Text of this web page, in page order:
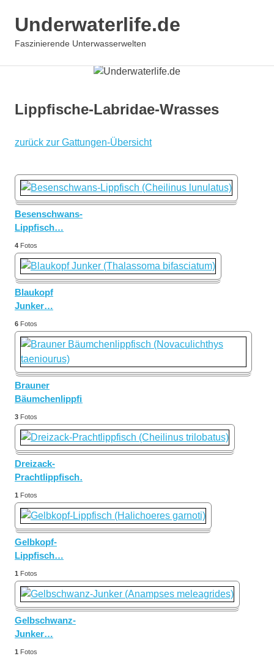
Underwaterlife.de
Faszinierende Unterwasserwelten
Lippfische-Labridae-Wrasses
zurück zur Gattungen-Übersicht
Besenschwans-
Lippfisch…
4 Fotos
Blaukopf
Junker…
6 Fotos
Brauner
Bäumchenlippfisch
3 Fotos
Dreizack-
Prachtlippfisch…
1 Fotos
Gelbkopf-
Lippfisch…
1 Fotos
Gelbschwanz-
Junker…
1 Fotos